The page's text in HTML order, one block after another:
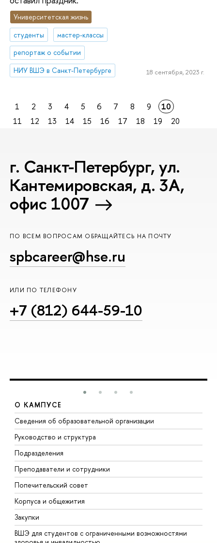
Университетская жизнь
студенты
мастер-классы
репортаж о событии
НИУ ВШЭ в Санкт-Петербурге
18 сентября, 2023 г.
1 2 3 4 5 6 7 8 9
10
11
12 13 14 15 16 17 18 19 20
г. Санкт-Петербург, ул.
Кантемировская, д. 3А,
офис 1007
ПО ВСЕМ ВОПРОСАМ ОБРАЩАЙТЕСЬ НА ПОЧТУ
spbcareer@hse.ru
ИЛИ ПО ТЕЛЕФОНУ
+7 (812) 644-59-10
О КАМПУСЕ
Сведения об образовательной организации
Руководство и структура
Подразделения
Преподаватели и сотрудники
Попечительский совет
Корпуса и общежития
Закупки
ВШЭ для студентов с ограниченными возможностями